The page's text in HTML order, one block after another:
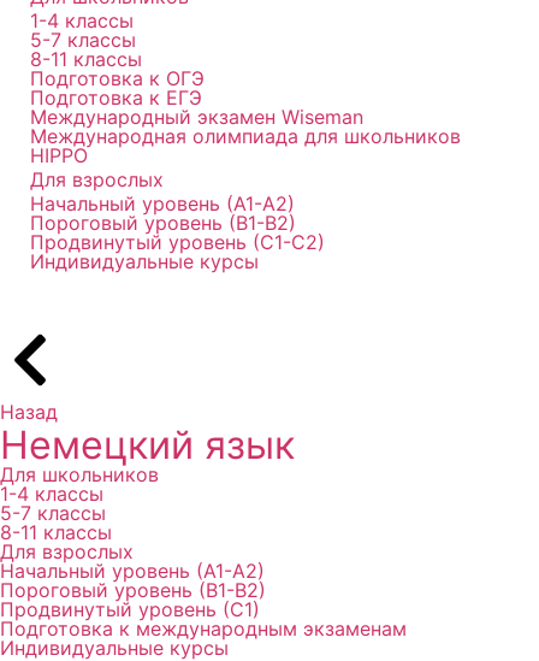
1-4 классы
5-7 классы
8-11 классы
Подготовка к ОГЭ
Подготовка к ЕГЭ
Международный экзамен Wiseman
Международная олимпиада для школьников
HIPPO
Для взрослых
Начальный уровень (А1-А2)
Пороговый уровень (В1-В2)
Продвинутый уровень (С1-С2)
Индивидуальные курсы
Назад
Немецкий язык
Для школьников
1-4 классы
5-7 классы
8-11 классы
Для взрослых
Начальный уровень (А1-А2)
Пороговый уровень (В1-В2)
Продвинутый уровень (С1)
Подготовка к международным экзаменам
Индивидуальные курсы